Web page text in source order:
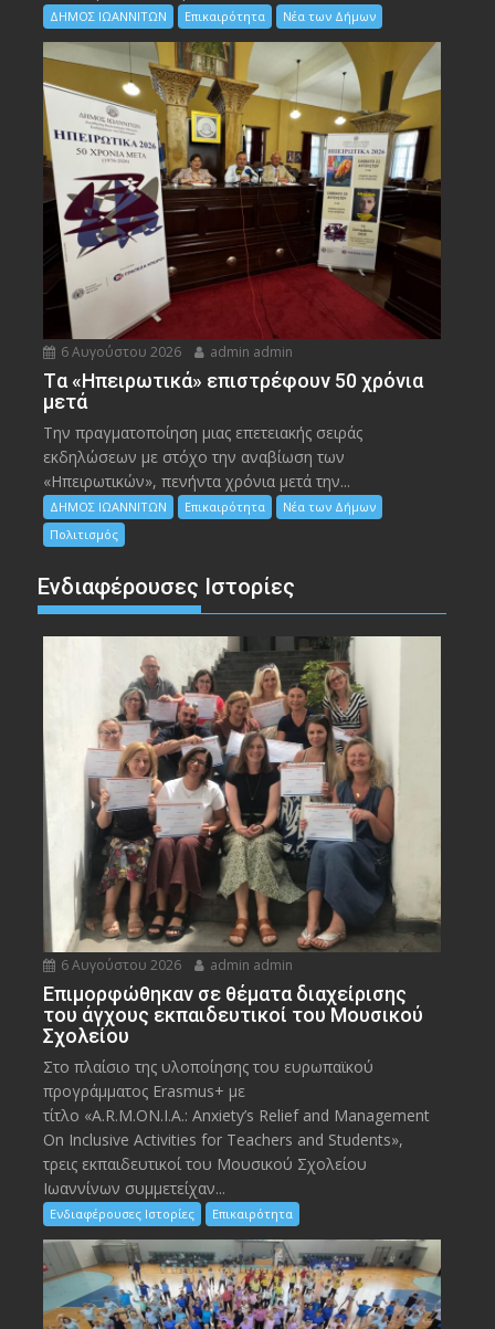
ΔΗΜΟΣ ΙΩΑΝΝΙΤΩΝ Επικαιρότητα Νέα των Δήμων
6 Αυγούστου 2026 admin admin
Tα «Ηπειρωτικά» επιστρέφουν 50 χρόνια
μετά
Την πραγματοποίηση μιας επετειακής σειράς
εκδηλώσεων με στόχο την αναβίωση των
«Ηπειρωτικών», πενήντα χρόνια μετά την...
ΔΗΜΟΣ ΙΩΑΝΝΙΤΩΝ Επικαιρότητα
Νέα των Δήμων
Πολιτισμός
Ενδιαφέρουσες Ιστορίες
6 Αυγούστου 2026 admin admin
Eπιμορφώθηκαν σε θέματα διαχείρισης
του άγχους εκπαιδευτικοί του Μουσικού
Σχολείου
Στο πλαίσιο της υλοποίησης του ευρωπαϊκού
προγράμματος Erasmus+ με
τίτλο «A.R.M.ON.I.A.: Anxiety’s Relief and Management
On Inclusive Activities for Teachers and Students»,
τρεις εκπαιδευτικοί του Μουσικού Σχολείου
Ιωαννίνων συμμετείχαν...
Ενδιαφέρουσες Ιστορίες Επικαιρότητα